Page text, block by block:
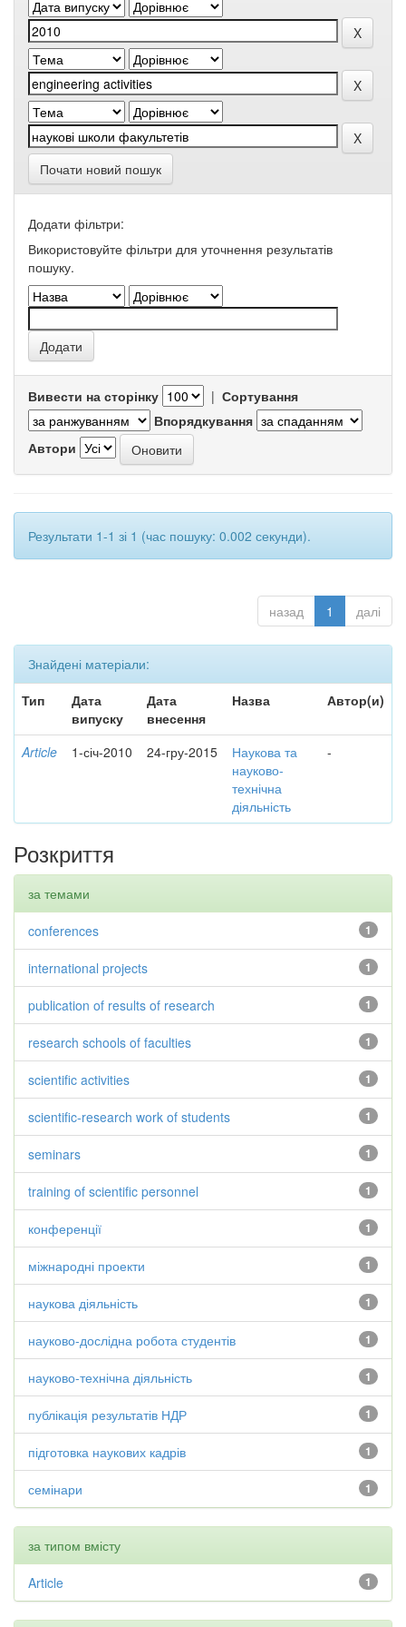
Почати новий пошук
Додати фільтри:
Використовуйте фільтри для уточнення результатів
пошуку.
Вивести на сторінку | Сортування
Впорядкування
Автори
Результати 1-1 зі 1 (час пошуку: 0.002 секунди).
назад 1 далі
Знайдені матеріали:
Тип
Дата
випуску
Дата
внесення
Назва Автор(и)
Article 1-січ-2010 24-гру-2015
Наукова та
науково-
технічна
діяльність
-
Розкриття
за темами
1
conferences
1
international projects
1
publication of results of research
1
research schools of faculties
1
scientific activities
1
scientific-research work of students
1
seminars
1
training of scientific personnel
1
конференції
1
міжнародні проекти
1
наукова діяльність
1
науково-дослідна робота студентів
1
науково-технічна діяльність
1
публікація результатів НДР
1
підготовка наукових кадрів
1
семінари
за типом вмісту
1
Article